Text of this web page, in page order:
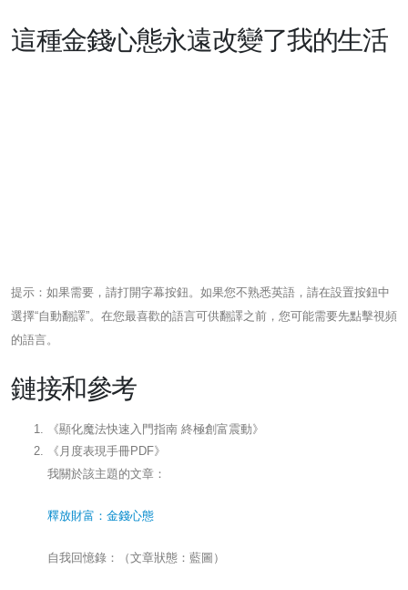
這種金錢心態永遠改變了我的生活
提示：如果需要，請打開字幕按鈕。如果您不熟悉英語，請在設置按鈕中
選擇“自動翻譯”。在您最喜歡的語言可供翻譯之前，您可能需要先點擊視頻
的語言。
鏈接和參考
《顯化魔法快速入門指南 終極創富震動》
《月度表現手冊PDF》
我關於該主題的文章：
釋放財富：金錢心態
自我回憶錄：（文章狀態：藍圖）